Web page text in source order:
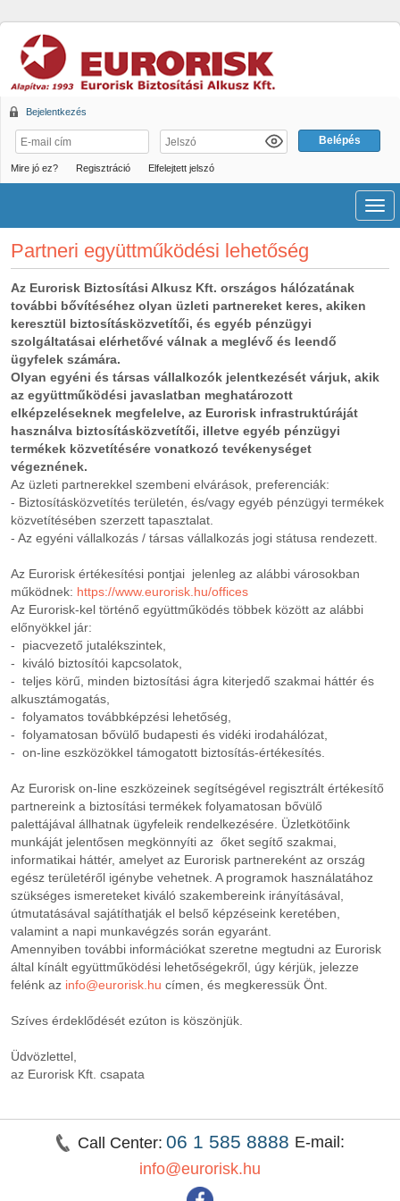
Bejelentkezés
Mire jó ez? Regisztráció Elfelejtett jelszó
Partneri együttműködési lehetőség
Az Eurorisk Biztosítási Alkusz Kft. országos hálózatának
további bővítéséhez olyan üzleti partnereket keres, akiken
keresztül biztosításközvetítői, és egyéb pénzügyi
szolgáltatásai elérhetővé válnak a meglévő és leendő
ügyfelek számára.
Olyan egyéni és társas vállalkozók jelentkezését várjuk, akik
az együttműködési javaslatban meghatározott
elképzeléseknek megfelelve, az Eurorisk infrastruktúráját
használva biztosításközvetítői, illetve egyéb pénzügyi
termékek közvetítésére vonatkozó tevékenységet
végeznének.
Az üzleti partnerekkel szembeni elvárások, preferenciák:
- Biztosításközvetítés területén, és/vagy egyéb pénzügyi termékek
közvetítésében szerzett tapasztalat.
- Az egyéni vállalkozás / társas vállalkozás jogi státusa rendezett.
Az Eurorisk értékesítési pontjai jelenleg az alábbi városokban
működnek: https://www.eurorisk.hu/offices
Az Eurorisk-kel történő együttműködés többek között az alábbi
előnyökkel jár:
- piacvezető jutalékszintek,
- kiváló biztosítói kapcsolatok,
- teljes körű, minden biztosítási ágra kiterjedő szakmai háttér és
alkusztámogatás,
- folyamatos továbbképzési lehetőség,
- folyamatosan bővülő budapesti és vidéki irodahálózat,
- on-line eszközökkel támogatott biztosítás-értékesítés.
Az Eurorisk on-line eszközeinek segítségével regisztrált értékesítő
partnereink a biztosítási termékek folyamatosan bővülő
palettájával állhatnak ügyfeleik rendelkezésére. Üzletkötőink
munkáját jelentősen megkönnyíti az őket segítő szakmai,
informatikai háttér, amelyet az Eurorisk partnereként az ország
egész területéről igénybe vehetnek. A programok használatához
szükséges ismereteket kiváló szakembereink irányításával,
útmutatásával sajátíthatják el belső képzéseink keretében,
valamint a napi munkavégzés során egyaránt.
Amennyiben további információkat szeretne megtudni az Eurorisk
által kínált együttműködési lehetőségekről, úgy kérjük, jelezze
felénk az info@eurorisk.hu címen, és megkeressük Önt.
Szíves érdeklődését ezúton is köszönjük.
Üdvözlettel,
az Eurorisk Kft. csapata
Call Center: 06 1 585 8888 E-mail:
info@eurorisk.hu